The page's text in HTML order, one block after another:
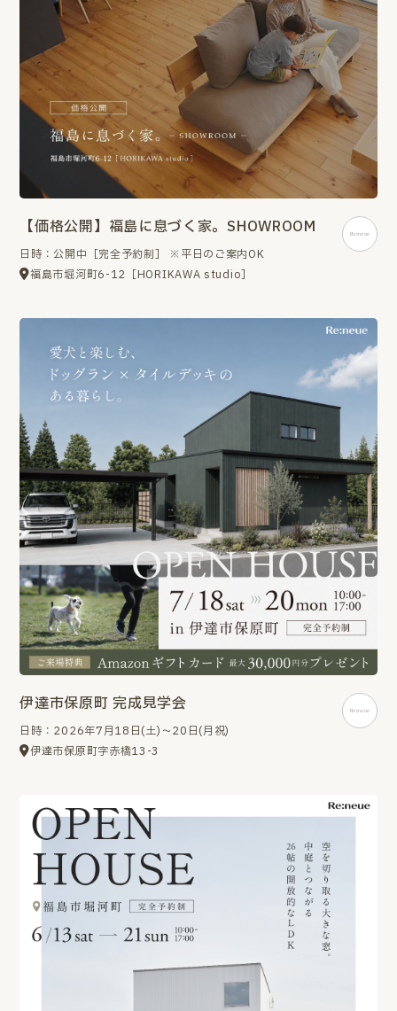
【価格公開】福島に息づく家。SHOWROOM
日時：公開中［完全予約制］ ※平日のご案内OK
福島市堀河町6-12［HORIKAWA studio］
伊達市保原町 完成見学会
日時：2026年7月18日(土)～20日(月祝)
伊達市保原町字赤橋13-3